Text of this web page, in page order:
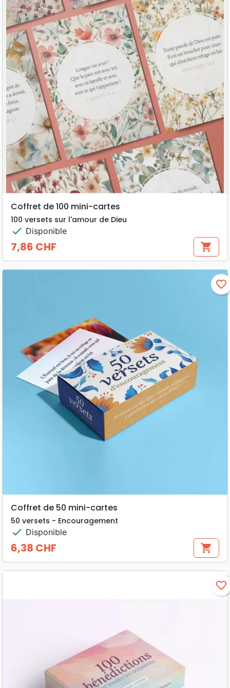
Coffret de 100 mini-cartes
100 versets sur l'amour de Dieu
check Disponible
Prix
7,86 CHF shopping_cart
favorite_border
Coffret de 50 mini-cartes
50 versets - Encouragement
check Disponible
Prix
6,38 CHF shopping_cart
favorite_border